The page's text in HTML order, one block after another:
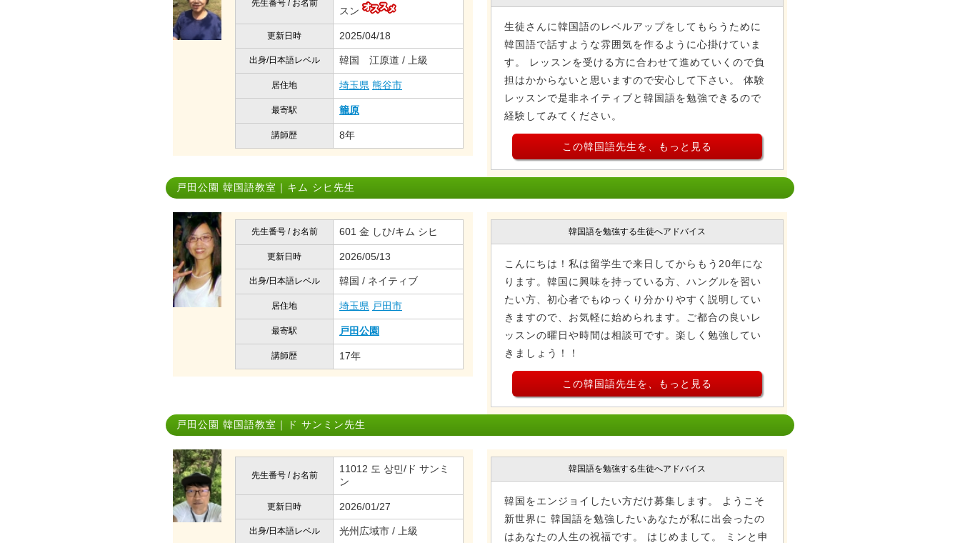
先生番号 / お名前
スン
更新日時 2025/04/18
出身/日本語レベル 韓国 江原道 / 上級
居住地 埼玉県 熊谷市
最寄駅 籠原
講師歴 8年
生徒さんに韓国語のレベルアップをしてもらうために
韓国語で話すような雰囲気を作るように心掛けていま
す。 レッスンを受ける方に合わせて進めていくので負
担はかからないと思いますので安心して下さい。 体験
レッスンで是非ネイティブと韓国語を勉強できるので
経験してみてください。
この韓国語先生を、もっと見る
戸田公園 韓国語教室｜キム シヒ先生
先生番号 / お名前 601 金 しひ/キム シヒ
更新日時 2026/05/13
出身/日本語レベル 韓国 / ネイティブ
居住地 埼玉県 戸田市
最寄駅 戸田公園
講師歴 17年
韓国語を勉強する生徒へアドバイス
こんにちは！私は留学生で来日してからもう20年にな
ります。韓国に興味を持っている方、ハングルを習い
たい方、初心者でもゆっくり分かりやすく説明してい
きますので、お気軽に始められます。ご都合の良いレ
ッスンの曜日や時間は相談可です。楽しく勉強してい
きましょう！！
この韓国語先生を、もっと見る
戸田公園 韓国語教室｜ド サンミン先生
先生番号 / お名前
11012 도 상민/ド サンミ
ン
更新日時 2026/01/27
出身/日本語レベル 光州広域市 / 上級
韓国語を勉強する生徒へアドバイス
韓国をエンジョイしたい方だけ募集します。 ようこそ
新世界に 韓国語を勉強したいあなたが私に出会ったの
はあなたの人生の祝福です。 はじめまして。 ミンと申